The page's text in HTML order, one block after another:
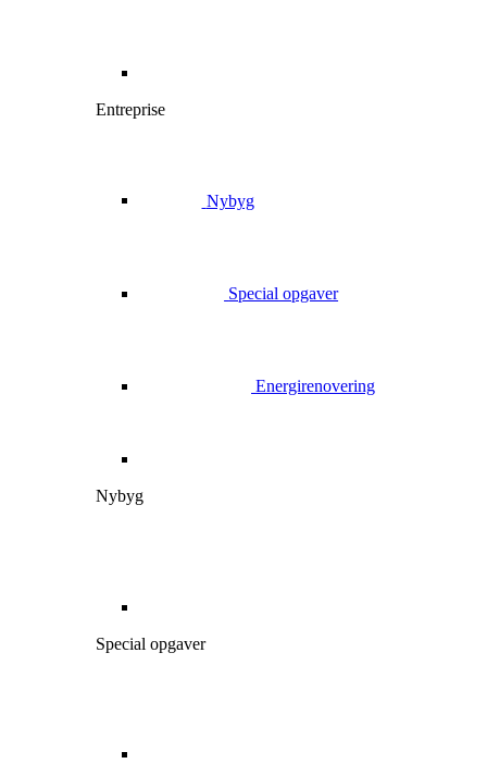
Entreprise
Nybyg
Special opgaver
Energirenovering
Nybyg
Special opgaver